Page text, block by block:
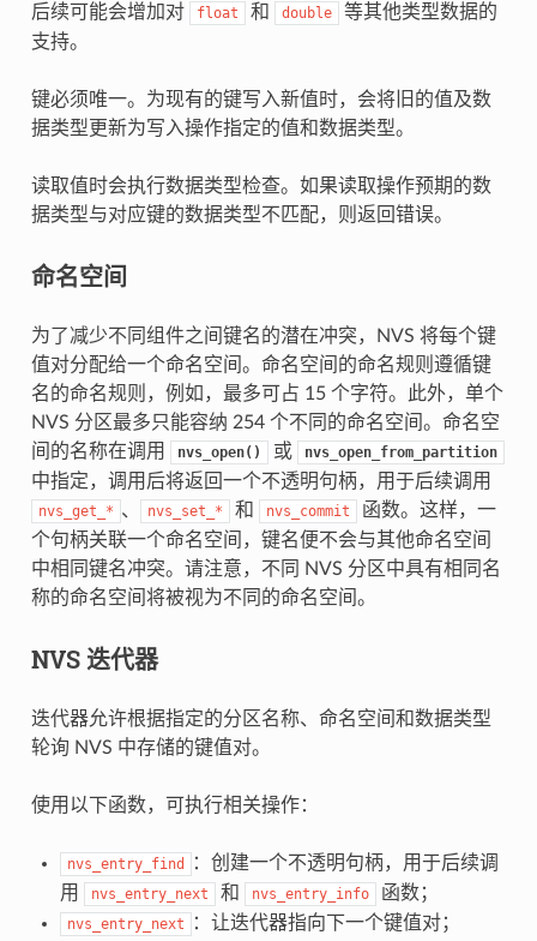
后续可能会增加对 float 和 double
等其他类型数据的
支持。
键必须唯一。为现有的键写入新值时，会将旧的值及数
据类型更新为写入操作指定的值和数据类型。
读取值时会执行数据类型检查。如果读取操作预期的数
据类型与对应键的数据类型不匹配，则返回错误。
命名空间
为了减少不同组件之间键名的潜在冲突，NVS 将每个键
值对分配给一个命名空间。命名空间的命名规则遵循键
名的命名规则，例如，最多可占 15 个字符。此外，单个
NVS 分区最多只能容纳 254 个不同的命名空间。命名空
间的名称在调用
nvs_open() 或 nvs_open_from_partition
中指定，调用后将返回一个不透明句柄，用于后续调用
nvs_get_* 、 nvs_set_* 和 nvs_commit
函数。这样，一
个句柄关联一个命名空间，键名便不会与其他命名空间
中相同键名冲突。请注意，不同 NVS 分区中具有相同名
称的命名空间将被视为不同的命名空间。
NVS 迭代器
迭代器允许根据指定的分区名称、命名空间和数据类型
轮询 NVS 中存储的键值对。
使用以下函数，可执行相关操作：
nvs_entry_find
：创建一个不透明句柄，用于后续调
用
nvs_entry_next 和 nvs_entry_info 函数；
nvs_entry_next ：让迭代器指向下一个键值对；